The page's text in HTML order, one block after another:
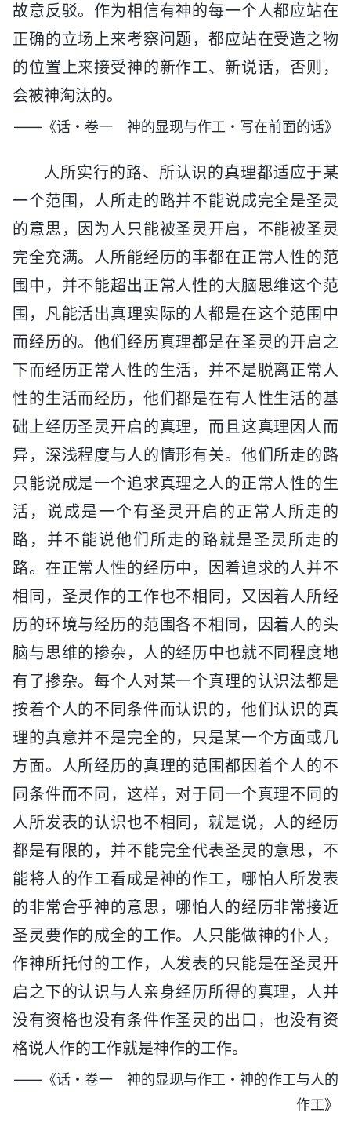
故意反驳。作为相信有神的每一个人都应站在
正确的立场上来考察问题，都应站在受造之物
的位置上来接受神的新作工、新说话，否则，
会被神淘汰的。
——《话・卷一 神的显现与作工・写在前面的话》
人所实行的路、所认识的真理都适应于某
一个范围，人所走的路并不能说成完全是圣灵
的意思，因为人只能被圣灵开启，不能被圣灵
完全充满。人所能经历的事都在正常人性的范
围中，并不能超出正常人性的大脑思维这个范
围，凡能活出真理实际的人都是在这个范围中
而经历的。他们经历真理都是在圣灵的开启之
下而经历正常人性的生活，并不是脱离正常人
性的生活而经历，他们都是在有人性生活的基
础上经历圣灵开启的真理，而且这真理因人而
异，深浅程度与人的情形有关。他们所走的路
只能说成是一个追求真理之人的正常人性的生
活，说成是一个有圣灵开启的正常人所走的
路，并不能说他们所走的路就是圣灵所走的
路。在正常人性的经历中，因着追求的人并不
相同，圣灵作的工作也不相同，又因着人所经
历的环境与经历的范围各不相同，因着人的头
脑与思维的掺杂，人的经历中也就不同程度地
有了掺杂。每个人对某一个真理的认识法都是
按着个人的不同条件而认识的，他们认识的真
理的真意并不是完全的，只是某一个方面或几
方面。人所经历的真理的范围都因着个人的不
同条件而不同，这样，对于同一个真理不同的
人所发表的认识也不相同，就是说，人的经历
都是有限的，并不能完全代表圣灵的意思，不
能将人的作工看成是神的作工，哪怕人所发表
的非常合乎神的意思，哪怕人的经历非常接近
圣灵要作的成全的工作。人只能做神的仆人，
作神所托付的工作，人发表的只能是在圣灵开
启之下的认识与人亲身经历所得的真理，人并
没有资格也没有条件作圣灵的出口，也没有资
格说人作的工作就是神作的工作。
——《话・卷一 神的显现与作工・神的作工与人的
作工》